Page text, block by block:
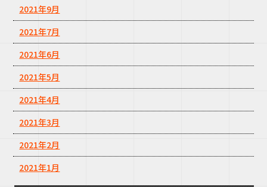
2021年9月
2021年7月
2021年6月
2021年5月
2021年4月
2021年3月
2021年2月
2021年1月